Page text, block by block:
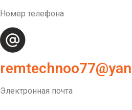
Номер телефона
Электронная почта